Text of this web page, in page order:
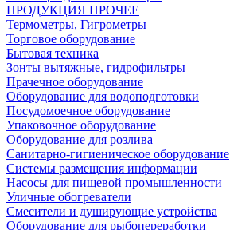
ПРОДУКЦИЯ ПРОЧЕЕ
Термометры, Гигрометры
Торговое оборудование
Бытовая техника
Зонты вытяжные, гидрофильтры
Прачечное оборудование
Оборудование для водоподготовки
Посудомоечное оборудование
Упаковочное оборудование
Оборудование для розлива
Санитарно-гигиеническое оборудование
Системы размещения информации
Насосы для пищевой промышленности
Уличные обогреватели
Смесители и душирующие устройства
Оборудование для рыбопереработки